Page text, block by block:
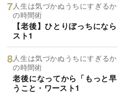
人生は気づかぬうちにすぎる
の時間術
【老後】ひとりぼっちにな
スト1
人生は気づかぬうちにすぎる
の時間術
老後になってから「もっと
うこと・ワースト1